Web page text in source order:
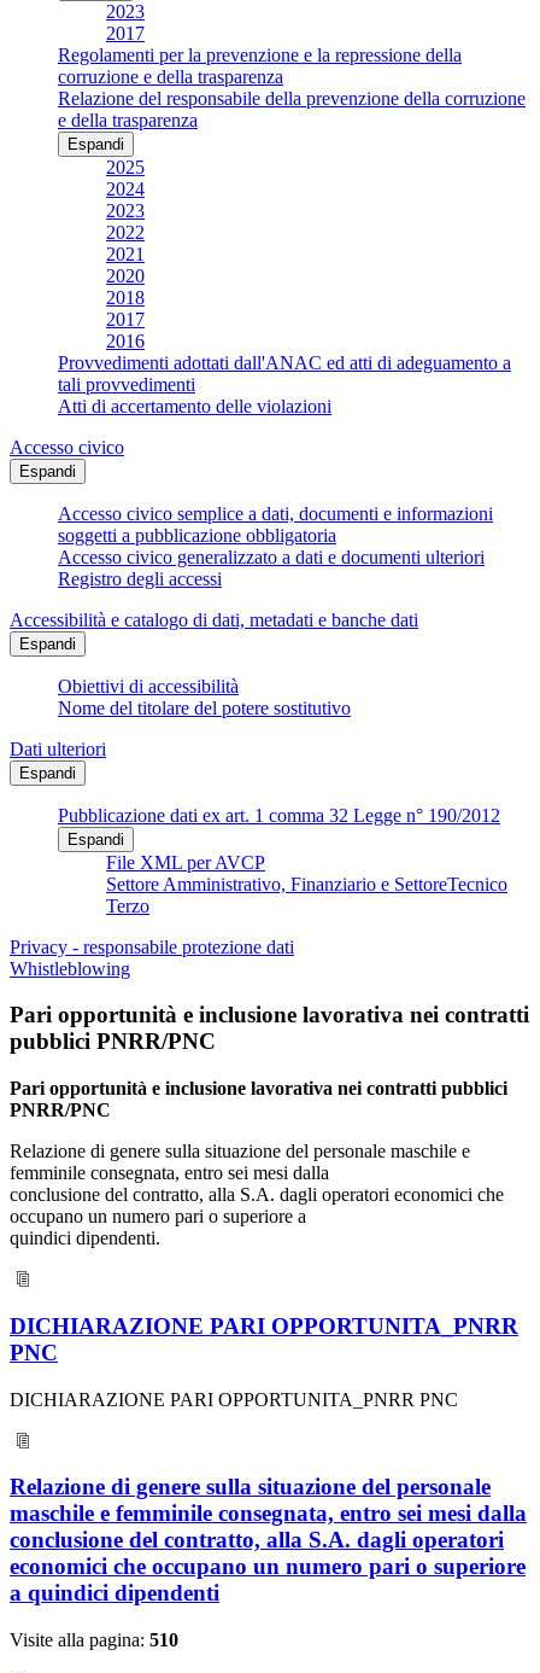
2023
2017
Regolamenti per la prevenzione e la repressione della
corruzione e della trasparenza
Relazione del responsabile della prevenzione della corruzione
e della trasparenza
Espandi
2025
2024
2023
2022
2021
2020
2018
2017
2016
Provvedimenti adottati dall'ANAC ed atti di adeguamento a
tali provvedimenti
Atti di accertamento delle violazioni
Accesso civico
Espandi
Accesso civico semplice a dati, documenti e informazioni
soggetti a pubblicazione obbligatoria
Accesso civico generalizzato a dati e documenti ulteriori
Registro degli accessi
Accessibilità e catalogo di dati, metadati e banche dati
Espandi
Obiettivi di accessibilità
Nome del titolare del potere sostitutivo
Dati ulteriori
Espandi
Pubblicazione dati ex art. 1 comma 32 Legge n° 190/2012
Espandi
File XML per AVCP
Settore Amministrativo, Finanziario e SettoreTecnico
Terzo
Privacy - responsabile protezione dati
Whistleblowing
Pari opportunità e inclusione lavorativa nei contratti
pubblici PNRR/PNC
Pari opportunità e inclusione lavorativa nei contratti pubblici
PNRR/PNC
Relazione di genere sulla situazione del personale maschile e
femminile consegnata, entro sei mesi dalla
conclusione del contratto, alla S.A. dagli operatori economici che
occupano un numero pari o superiore a
quindici dipendenti.
DICHIARAZIONE PARI OPPORTUNITA_PNRR
PNC
DICHIARAZIONE PARI OPPORTUNITA_PNRR PNC
Relazione di genere sulla situazione del personale
maschile e femminile consegnata, entro sei mesi dalla
conclusione del contratto, alla S.A. dagli operatori
economici che occupano un numero pari o superiore
a quindici dipendenti
Visite alla pagina: 510